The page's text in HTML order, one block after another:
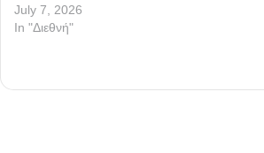
μάνα τους πως θα τους
πάρει ο διάβολος αν
July 7, 2026
In "Διεθνή"